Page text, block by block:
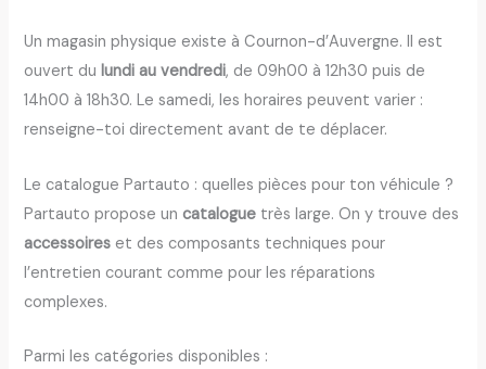
Un magasin physique existe à Cournon-d’Auvergne. Il est
ouvert dulundi au vendredi, de 09h00 à 12h30 puis de
14h00 à 18h30. Le samedi, les horaires peuvent varier :
renseigne-toi directement avant de te déplacer.
Le catalogue Partauto : quelles pièces pour ton véhicule ?
Partauto propose uncatalogue très large. On y trouve des
accessoires et des composants techniques pour
l’entretien courant comme pour les réparations
complexes.
Parmi les catégories disponibles :